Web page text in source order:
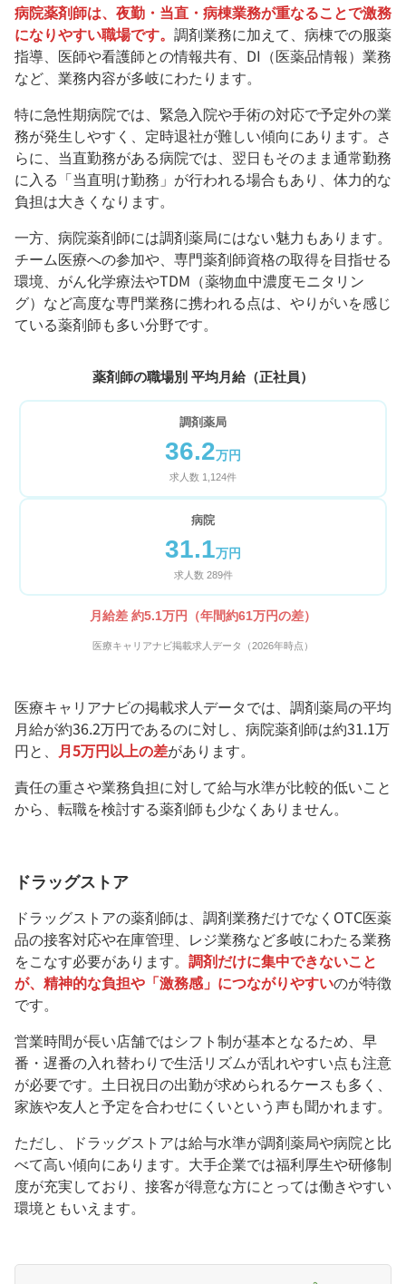
病院薬剤師は、夜勤・当直・病棟業務が重なることで激務
になりやすい職場です。 調剤業務に加えて、病棟での服薬
指導、医師や看護師との情報共有、DI（医薬品情報）業務
など、業務内容が多岐にわたります。
特に急性期病院では、緊急入院や手術の対応で予定外の業
務が発生しやすく、定時退社が難しい傾向にあります。さ
らに、当直勤務がある病院では、翌日もそのまま通常勤務
に入る「当直明け勤務」が行われる場合もあり、体力的な
負担は大きくなります。
一方、病院薬剤師には調剤薬局にはない魅力もあります。
チーム医療への参加や、専門薬剤師資格の取得を目指せる
環境、がん化学療法やTDM（薬物血中濃度モニタリン
グ）など高度な専門業務に携われる点は、やりがいを感じ
ている薬剤師も多い分野です。
薬剤師の職場別 平均月給（正社員）
調剤薬局
36.2万円
求人数 1,124件
病院
31.1万円
求人数 289件
月給差 約5.1万円（年間約61万円の差）
医療キャリアナビ掲載求人データ（2026年時点）
医療キャリアナビの掲載求人データでは、調剤薬局の平均
月給が約36.2万円であるのに対し、病院薬剤師は約31.1万
円と、 月5万円以上の差があります。
責任の重さや業務負担に対して給与水準が比較的低いこと
から、転職を検討する薬剤師も少なくありません。
ドラッグストア
ドラッグストアの薬剤師は、調剤業務だけでなくOTC医薬
品の接客対応や在庫管理、レジ業務など多岐にわたる業務
をこなす必要があります。 調剤だけに集中できないこと
が、精神的な負担や「激務感」につながりやすいのが特徴
です。
営業時間が長い店舗ではシフト制が基本となるため、早
番・遅番の入れ替わりで生活リズムが乱れやすい点も注意
が必要です。土日祝日の出勤が求められるケースも多く、
家族や友人と予定を合わせにくいという声も聞かれます。
ただし、ドラッグストアは給与水準が調剤薬局や病院と比
べて高い傾向にあります。大手企業では福利厚生や研修制
度が充実しており、接客が得意な方にとっては働きやすい
環境ともいえます。